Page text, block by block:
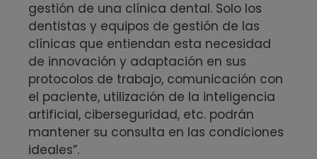
gestión de una clínica dental. Solo los
dentistas y equipos de gestión de las
clínicas que entiendan esta necesidad
de innovación y adaptación en sus
protocolos de trabajo, comunicación con
el paciente, utilización de la inteligencia
artificial, ciberseguridad, etc. podrán
mantener su consulta en las condiciones
ideales”.